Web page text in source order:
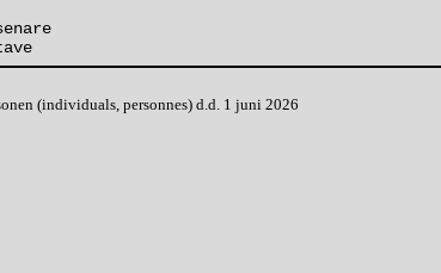
(individuals, personnes) d.d. 1 juni 2026